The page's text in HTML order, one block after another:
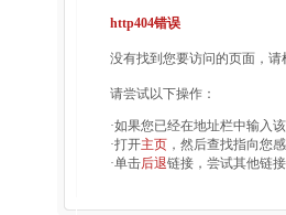
http404错误
没有找到您要访问的页面，
请尝试以下操作：
·如果您已经在地址栏中输入
·打开主页 ，然后查找指向您
·单击后退链接，尝试其他链